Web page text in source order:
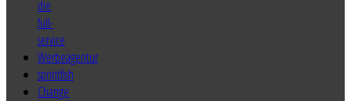
sprintfish
Change